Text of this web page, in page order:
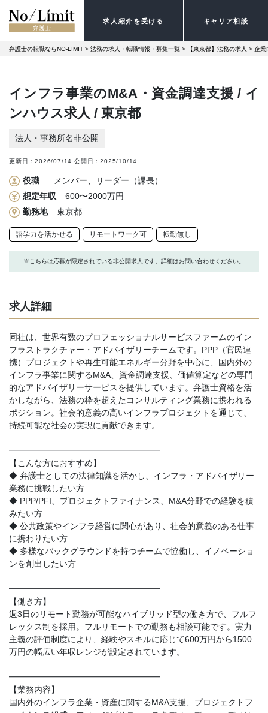
求人紹介を受ける キャリア相談
弁護士の転職ならNO-LIMIT > 法務の求人・転職情報・募集一覧 > 【東京都】法務の求人 > 企業
インフラ事業のM&A・資金調達支援 / イ
ンハウス求人 / 東京都
法人・事務所名非公開
更新日：2026/07/14 公開日：2025/10/14
役職
メンバー、リーダー（課長）
想定年収
600〜2000万円
勤務地
東京都
語学力を活かせる リモートワーク可 転勤無し
※こちらは応募が限定されている非公開求人です。詳細はお問い合わせください。
求人詳細
同社は、世界有数のプロフェッショナルサービスファームのイン
フラストラクチャー・アドバイザリーチームです。PPP（官民連
携）プロジェクトや再生可能エネルギー分野を中心に、国内外の
インフラ事業に関するM&A、資金調達支援、価値算定などの専門
的なアドバイザリーサービスを提供しています。弁護士資格を活
かしながら、法務の枠を超えたコンサルティング業務に携われる
ポジション。社会的意義の高いインフラプロジェクトを通じて、
持続可能な社会の実現に貢献できます。
━━━━━━━━━━━━━━━━━━
【こんな方におすすめ】
◆ 弁護士としての法律知識を活かし、インフラ・アドバイザリー
業務に挑戦したい方
◆ PPP/PFI、プロジェクトファイナンス、M&A分野での経験を積
みたい方
◆ 公共政策やインフラ経営に関心があり、社会的意義のある仕事
に携わりたい方
◆ 多様なバックグラウンドを持つチームで協働し、イノベーショ
ンを創出したい方
━━━━━━━━━━━━━━━━━━
【働き方】
週3日のリモート勤務が可能なハイブリッド型の働き方で、フルフ
レックス制を採用。フルリモートでの勤務も相談可能です。実力
主義の評価制度により、経験やスキルに応じて600万円から1500
万円の幅広い年収レンジが設定されています。
━━━━━━━━━━━━━━━━━━
【業務内容】
国内外のインフラ企業・資産に関するM&A支援、プロジェクトフ